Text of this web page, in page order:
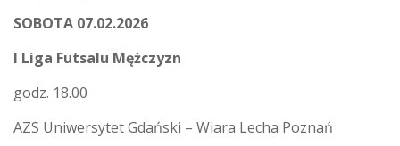
SOBOTA 07.02.2026
I Liga Futsalu Mężczyzn
godz. 18.00
AZS Uniwersytet Gdański – Wiara Lecha Poznań